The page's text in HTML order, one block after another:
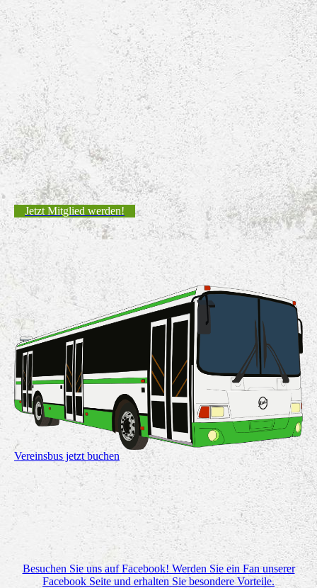
Jetzt Mitglied werden!
Vereinsbus jetzt buchen
Besuchen Sie uns auf Facebook! Werden Sie ein Fan unserer
Facebook Seite und erhalten Sie besondere Vorteile.